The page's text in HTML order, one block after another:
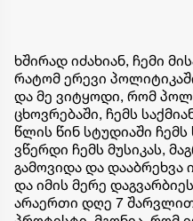
ხშირად იძახიან, ჩემი
რატომ ერევი
და მე ვიტყოდი, რომ
ცხოვრებაში, ჩემს
წლის წინ სტუდიაში ჩემს
ვწერდი ჩემს მუსიკას,
გამოვიდა და დააბრეხვა
და იმის მერე
არაერთი დღე 7